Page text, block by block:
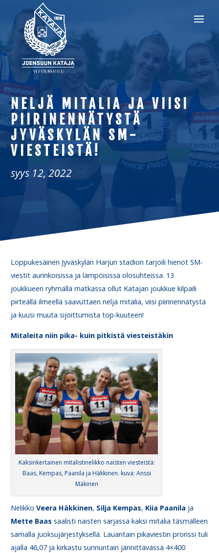
NELJÄ MITALIA JA VIISI
PIIRINENNÄTYSTÄ
JYVÄSKYLÄN SM-
VIESTEISTÄ!
syys 12, 2022
Loppukesäinen Jyväskylän Harjun stadion tarjoili hienot SM-
viestit aurinkoisissa ja lämpöisissä olosuhteissa. 13
joukkueen ryhmällä matkassa ollut Katajan joukkue kilpaili
pirteällä ilmeellä saavuttaen neljä mitalia, viisi piirinennätystä
ja kuusi muuta sijoittumista top-kuuteen!
Mitaleita niin pika- kuin pitkistä viesteistäkin
Kaksinkertainen mitalistinelikko naisten viesteistä:
Baas, Kempas, Paanila ja Häkkinen. kuva: Anssi
Mäkinen
NelikkoVeera Häkkinen, Silja Kempas, Kiia Paanila ja
Mette Baas saalisti naisten sarjassa kaksi mitalia täsmälleen
samalla juoksujärjestyksellä. Lauantain pikaviestin pronssi tuli
ajalla 46,07 ja kirkastu sunnuntain jännittävässä 4×400